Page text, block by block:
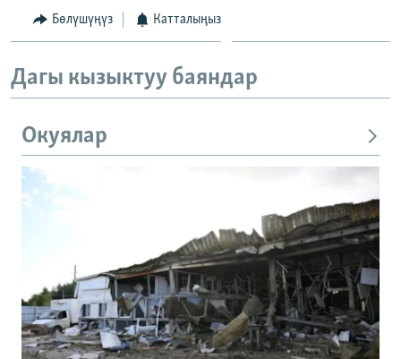
Бөлүшүңүз Катталыңыз
Дагы кызыктуу баяндар
Окуялар